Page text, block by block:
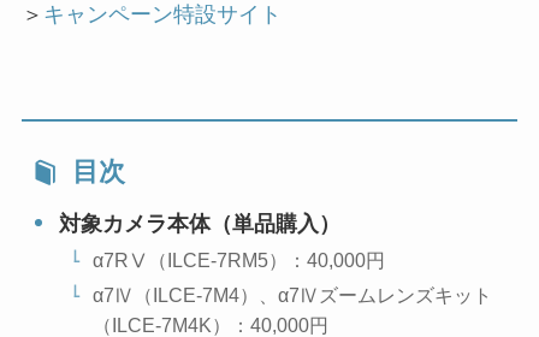
＞ キャンペーン特設サイト
目次
対象カメラ本体（単品購入）
α7RⅤ（ILCE-7RM5）：40,000円
α7Ⅳ（ILCE-7M4）、α7Ⅳズームレンズキット
（ILCE-7M4K）：40,000円